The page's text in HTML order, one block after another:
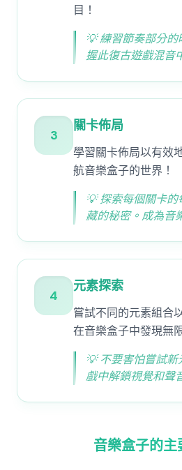
目！
💡練習節奏部分
握此復古遊戲混音
3
關卡佈局
學習關卡佈局以有效
航音樂盒子的世界！
💡探索每個關卡
藏的秘密。成為音
4
元素探索
嘗試不同的元素組合
在音樂盒子中發現無
💡不要害怕嘗試
戲中解鎖視覺和聲
音樂盒子的主